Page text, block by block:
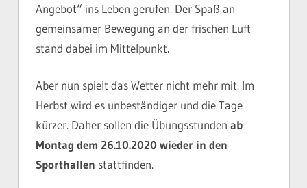
Angebot“ ins Leben gerufen. Der Spaß an
gemeinsamer Bewegung an der frischen Luft
stand dabei im Mittelpunkt.
Aber nun spielt das Wetter nicht mehr mit. Im
Herbst wird es unbeständiger und die Tage
kürzer. Daher sollen die Übungsstunden ab
Montag dem 26.10.2020 wieder in den
Sporthallen stattfinden.